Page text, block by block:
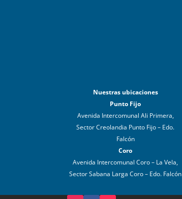
Nuestras ubicaciones
Punto Fijo
Avenida Intercomunal Ali Primera,
Sector Creolandia Punto Fijo – Edo.
Falcón
Coro
Avenida Intercomunal Coro – La Vela,
Sector Sabana Larga Coro – Edo. Falcón